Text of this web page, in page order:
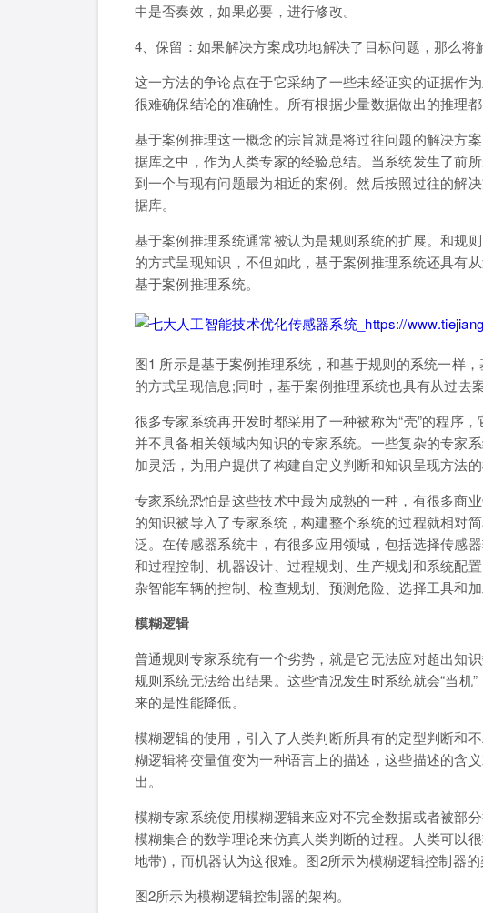
中是否奏效，如果必要，进行修改。
4、保留：如果解决方案成功地解决了目标问题，那么将
这一方法的争论点在于它采纳了一些未经证实的证据作
很难确保结论的准确性。所有根据少量数据做出的推理都
基于案例推理这一概念的宗旨就是将过往问题的解决方
据库之中，作为人类专家的经验总结。当系统发生了前
到一个与现有问题最为相近的案例。然后按照过往的解
据库。
基于案例推理系统通常被认为是规则系统的扩展。和规
的方式呈现知识，不但如此，基于案例推理系统还具有
基于案例推理系统。
图1 所示是基于案例推理系统，和基于规则的系统一样
的方式呈现信息;同时，基于案例推理系统也具有从过去
很多专家系统再开发时都采用了一种被称为“壳”的程序
并不具备相关领域内知识的专家系统。一些复杂的专家
加灵活，为用户提供了构建自定义判断和知识呈现方法的
专家系统恐怕是这些技术中最为成熟的一种，有很多商
的知识被导入了专家系统，构建整个系统的过程就相对
泛。在传感器系统中，有很多应用领域，包括选择传感
和过程控制、机器设计、过程规划、生产规划和系统配
杂智能车辆的控制、检查规划、预测危险、选择工具和
模糊逻辑
普通规则专家系统有一个劣势，就是它无法应对超出知
规则系统无法给出结果。这些情况发生时系统就会“当机
来的是性能降低。
模糊逻辑的使用，引入了人类判断所具有的定型判断和
糊逻辑将变量值变为一种语言上的描述，这些描述的含
出。
模糊专家系统使用模糊逻辑来应对不完全数据或者被部
模糊集合的数学理论来仿真人类判断的过程。人类可以
地带)，而机器认为这很难。图2所示为模糊逻辑控制器的
图2所示为模糊逻辑控制器的架构。